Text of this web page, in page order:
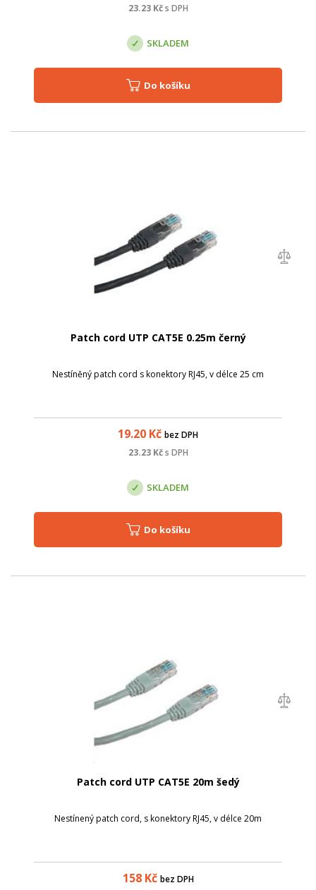
23.23Kč s DPH
SKLADEM
Do košíku
Patch cord UTP CAT5E 0.25m černý
Nestíněný patch cord s konektory RJ45, v délce 25 cm
19.20 Kč bez DPH
23.23Kč s DPH
SKLADEM
Do košíku
Patch cord UTP CAT5E 20m šedý
Nestínený patch cord, s konektory RJ45, v délce 20m
158Kč bez DPH